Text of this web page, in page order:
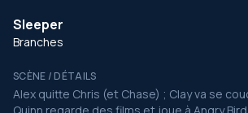
Sleeper
Branches
SCÈNE / DÉTAILS
Alex quitte Chris (et Chase) ; Clay va se